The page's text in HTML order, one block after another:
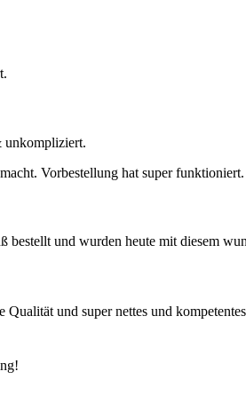
unkompliziert.
Vorbestellung hat super funktioniert.
bestellt und wurden heute mit diesem
Qualität und super nettes und